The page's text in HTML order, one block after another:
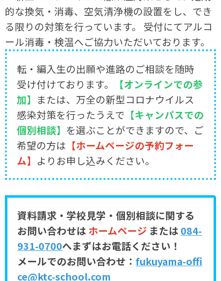
的な換気・消毒、空気清浄機の設置をし、でき
る限りの対策を行っています。 受付にてアルコ
ール消毒・検温へご協力いただいております。
転・編入生の出願や進路のご相談を随時
受け付けております。
【オンラインでの参
加】 または、万全の新型コロナウイルス
感染対策を行ったうえで 【キャンパスでの
個別相談】 を選ぶことができますので、ご
希望の方は 【ホームページの予約フォー
ム】 よりお申し込みください。
資料請求・学校見学・個別相談に関する
お問い合わせは ホームページ または 084-
931-0700へまずはお電話ください！
メールでのお問い合わせ：fukuyama-offi
ce@ktc-school.com